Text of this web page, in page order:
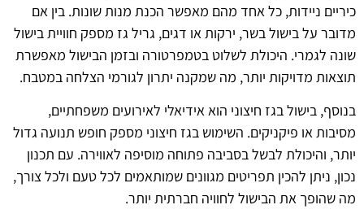
כיריים ניידות, כל אחד מהם מאפשר הכנת מנות שונות. בין אם
מדובר על בישול בשר, ירקות או דגים, גריל גז מספק חוויית בישול
שונה לגמרי. היכולת לשלוט בטמפרטורה ובזמן הבישול מאפשרת
תוצאות מדויקות יותר, מה שמקנה יתרון לגורמי הצלחה במטבח.
בנוסף, בישול בגז חיצוני הוא אידיאלי לאירועים משפחתיים,
מסיבות או פיקניקים. השימוש בגז חיצוני מספק חופש תנועה גדול
יותר, והיכולת לבשל בסביבה פתוחה מוסיפה לאווירה. עם תכנון
נכון, ניתן להכין תפריטים מגוונים שמותאמים לכל טעם ולכל צורך,
מה שהופך את הבישול לחוויה חברתית יותר.